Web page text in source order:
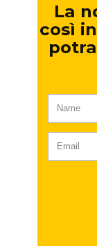
La
così